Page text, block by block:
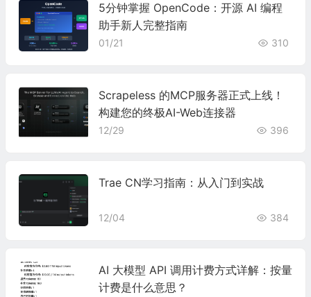
5分钟掌握 OpenCode：开源 AI 编程
助手新人完整指南
01/21 310
Scrapeless 的MCP服务器正式上线！
构建您的终极AI-Web连接器
12/29 396
Trae CN学习指南：从入门到实战
12/04 384
AI 大模型 API 调用计费方式详解：按量
计费是什么意思？